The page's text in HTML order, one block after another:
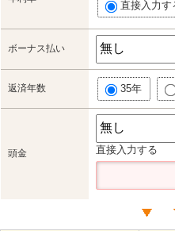
直接入力す
ボーナス払い
返済年数 35年
頭金 直接入力する